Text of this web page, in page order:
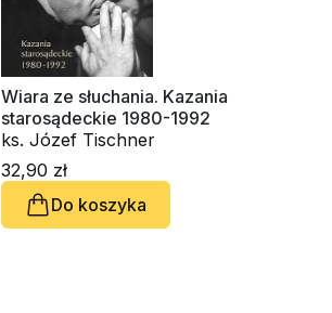
Wiara ze słuchania. Kazania
starosądeckie 1980-1992
ks. Józef Tischner
32,90 zł
Do koszyka